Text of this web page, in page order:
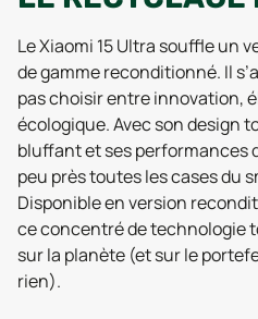
Le Xiaomi 15 Ultra souffle un
de gamme reconditionné. Il
pas choisir entre innovation,
écologique. Avec son design
bluffant et ses performances
peu près toutes les cases du
Disponible en version
ce concentré de technologie
sur la planète (et sur le
rien).